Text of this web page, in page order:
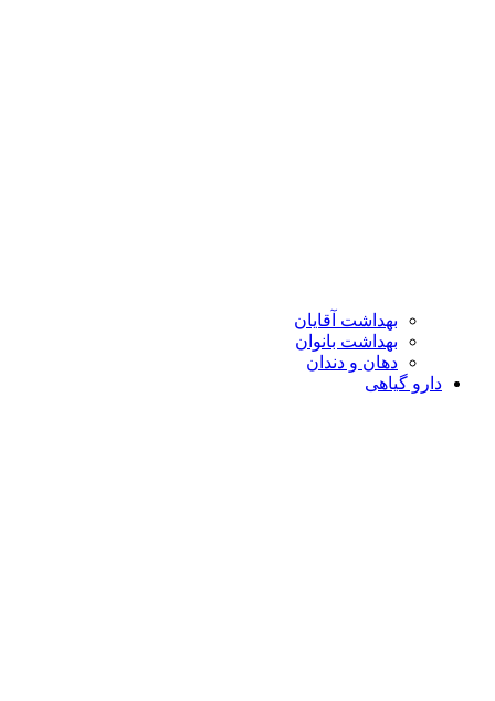
بهداشت آقایان
بهداشت بانوان
دهان و دندان
دارو گیاهی